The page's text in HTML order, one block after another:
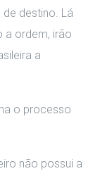
destino. Lá
a ordem, irão
a
o processo
não possui a